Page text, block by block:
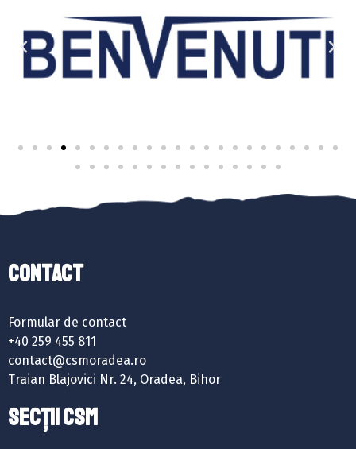
Contact
Formular de contact
+40 259 455 811
contact@csmoradea.ro
Traian Blajovici Nr. 24, Oradea, Bihor
SECȚII CSM